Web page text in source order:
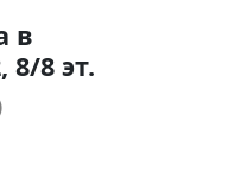
в
8/8 эт.